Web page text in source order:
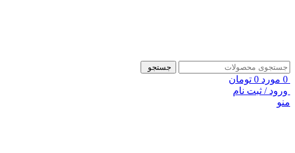
جستجو
0 مورد 0 تومان
ورود / ثبت نام
منو